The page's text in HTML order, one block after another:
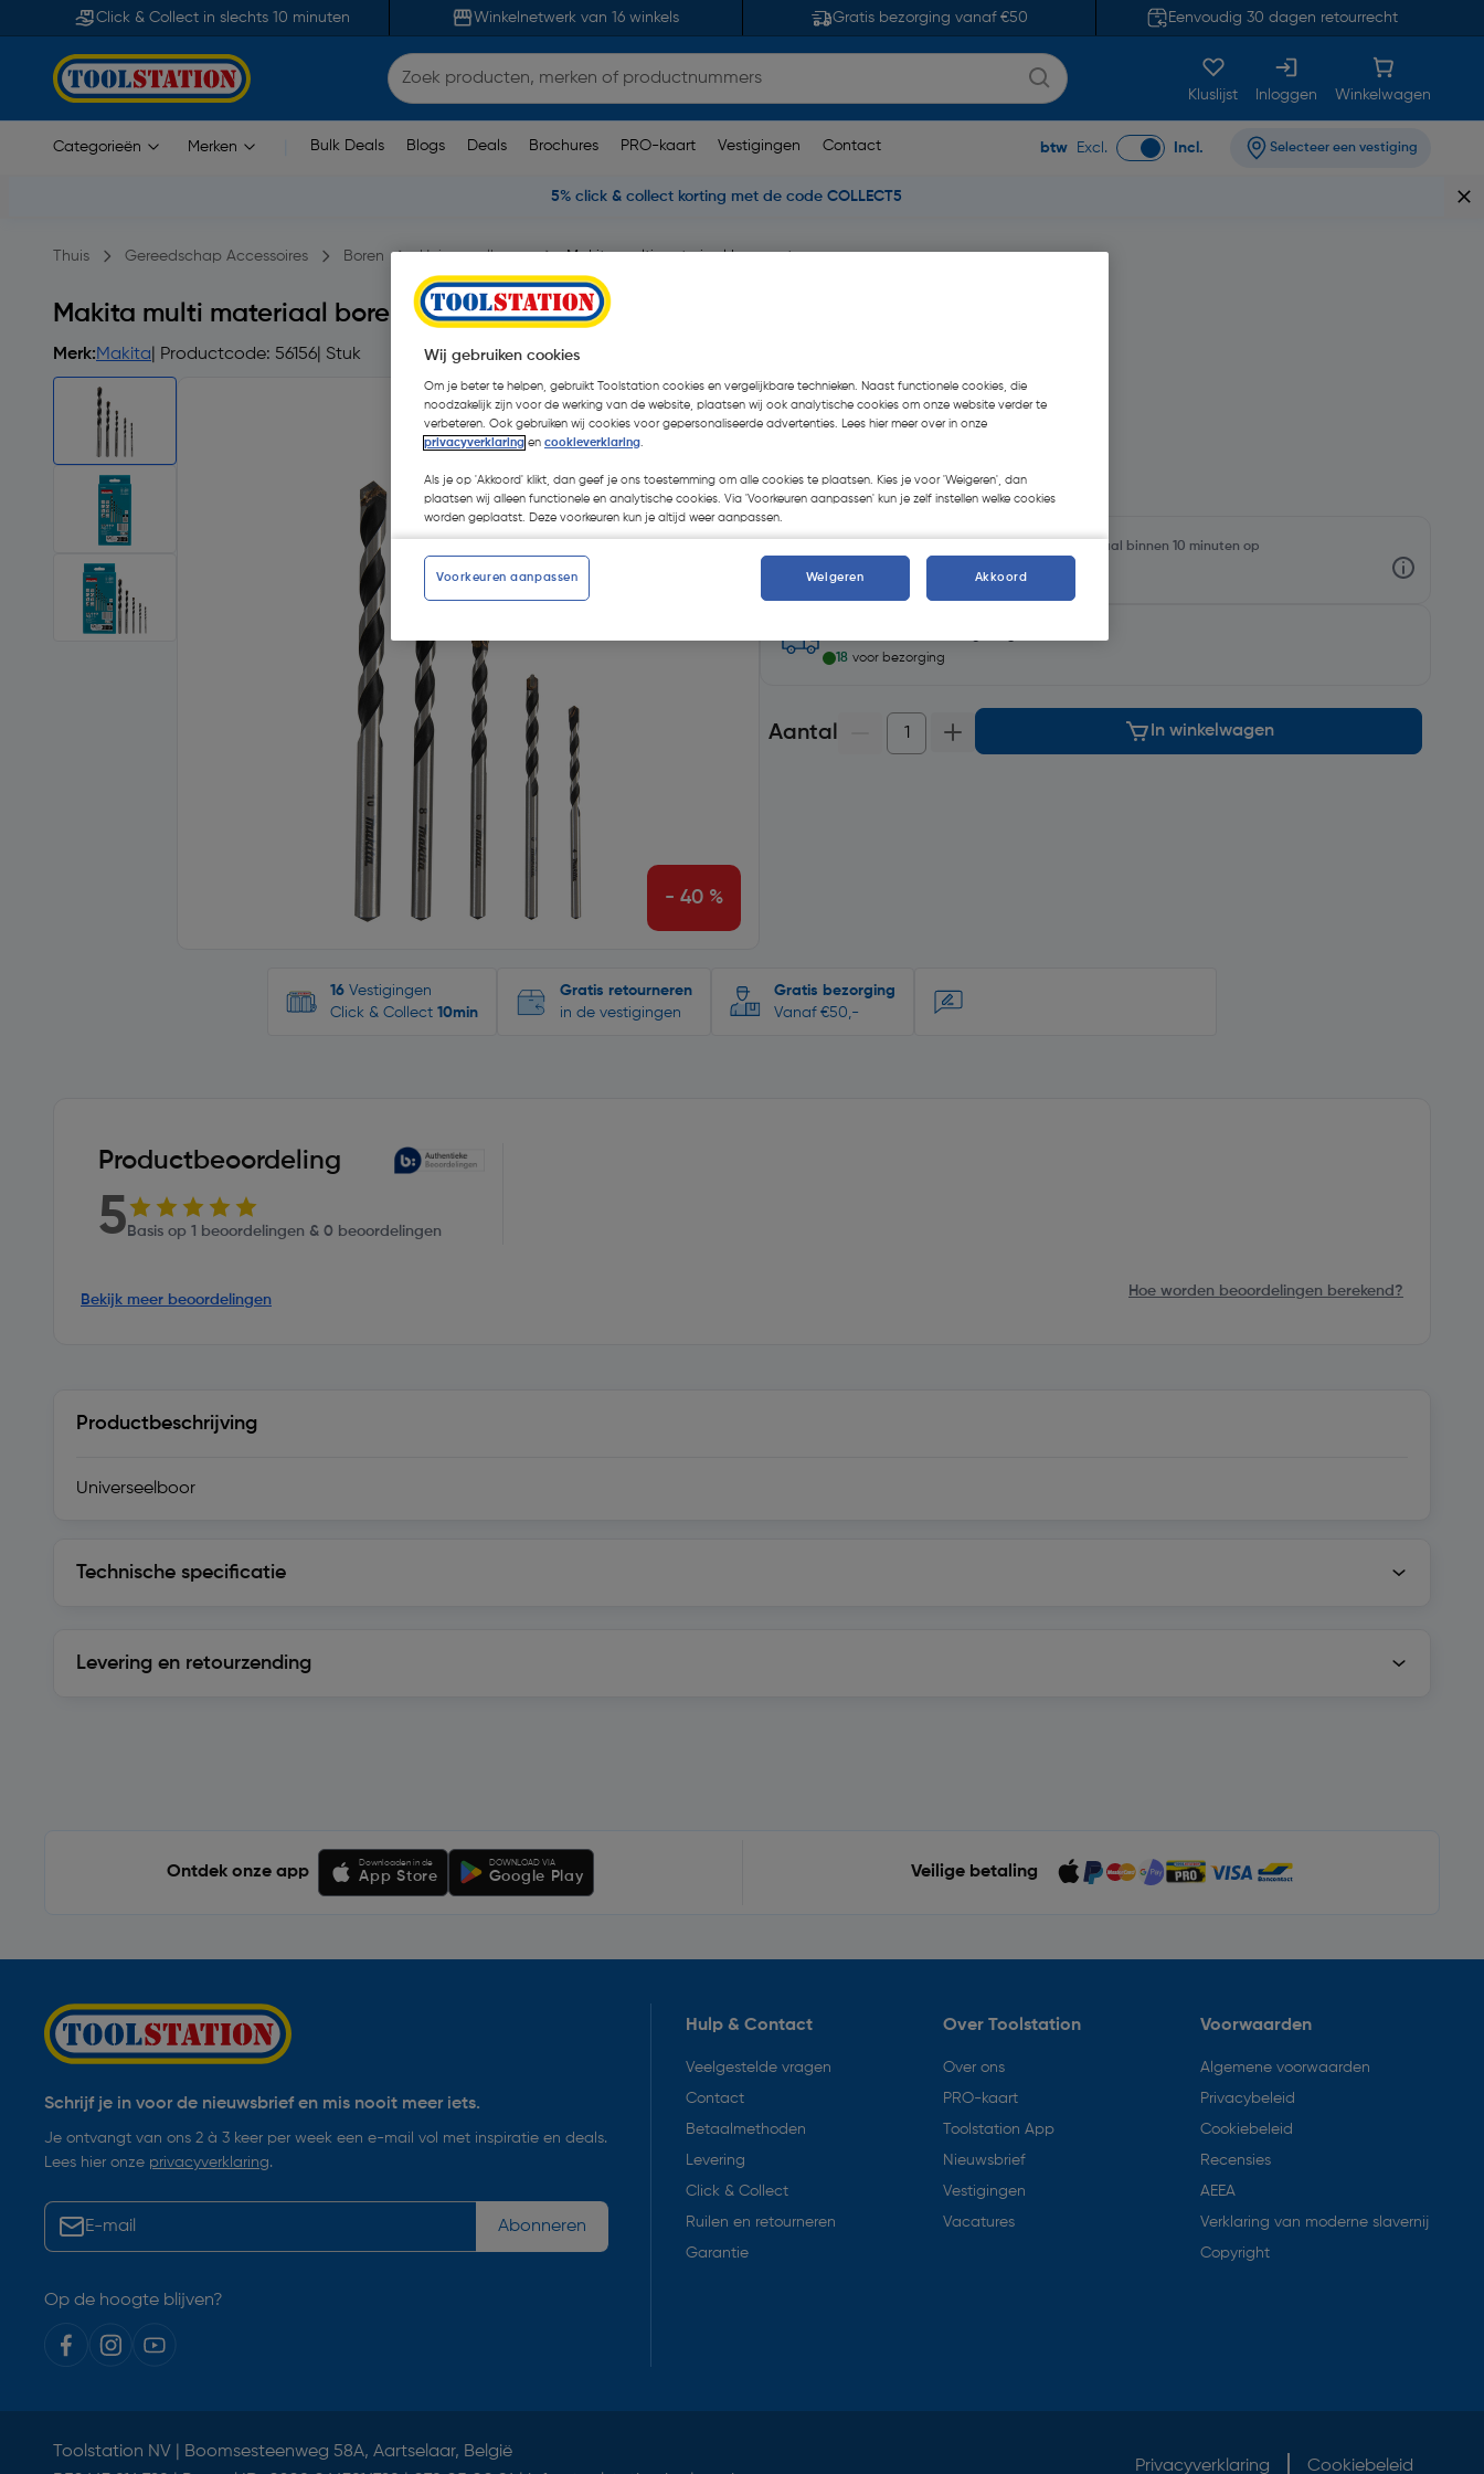
Click & Collect in slechts 10 minuten Winkelnetwerk van 16 winkels Gratis bezorging vanaf €50 Eenvoudig 30 dagen retourrecht
Kluslijst Inloggen Winkelwagen
Categorieën Merken Bulk Deals Blogs Deals Brochures PRO-kaart Vestigingen Contact btw Excl. Incl. Selecteer een vestiging
5% click & collect korting met de code COLLECT5
Thuis Gereedschap Accessoires Boren Universeelboren Makita multi materiaal borenset
Makita multi materiaal borenset 5-delig
Merk:Makita | Productcode: 56156 | Stuk
- 40 %
€ 12,99
€ 7,80
Recupelbijdrage inbegrepen
Selecteer winkel - Bekijk voorraadniveaus en haal binnen 10 minuten op
Selecteer vestiging
18 voor bezorging
Aantal In winkelwagen
16 Vestigingen
Click & Collect 10min
Gratis retourneren
in de vestigingen
Gratis bezorging
Vanaf €50,-
Productbeoordeling
5 Basis op 1 beoordelingen & 0 beoordelingen
Bekijk meer beoordelingen
Hoe worden beoordelingen berekend?
Productbeschrijving
Universeelboor
Technische specificatie
Levering en retourzending
Ontdek onze app
Downloaden in de
App Store
DOWNLOAD VIA
Google Play Veilige betaling
Schrijf je in voor de nieuwsbrief en mis nooit meer iets.
Je ontvangt van ons 2 à 3 keer per week een e-mail vol met inspiratie en deals.
Lees hier onze privacyverklaring.
Abonneren
Op de hoogte blijven?
Hulp & Contact
Veelgestelde vragen
Contact
Betaalmethoden
Levering
Click & Collect
Ruilen en retourneren
Garantie
Over Toolstation
Over ons
PRO-kaart
Toolstation App
Nieuwsbrief
Vestigingen
Vacatures
Voorwaarden
Algemene voorwaarden
Privacybeleid
Cookiebeleid
Recensies
AEEA
Verklaring van moderne slavernij
Copyright
Toolstation NV | Boomsesteenweg 58A, Aartselaar, België
Privacyverklaring Cookiebeleid
Wij gebruiken cookies
Om je beter te helpen, gebruikt Toolstation cookies en vergelijkbare technieken. Naast functionele cookies, die
noodzakelijk zijn voor de werking van de website, plaatsen wij ook analytische cookies om onze website verder te
verbeteren. Ook gebruiken wij cookies voor gepersonaliseerde advertenties. Lees hier meer over in onze
privacyverklaring en cookieverklaring.
Als je op 'Akkoord' klikt, dan geef je ons toestemming om alle cookies te plaatsen. Kies je voor 'Weigeren', dan
plaatsen wij alleen functionele en analytische cookies. Via 'Voorkeuren aanpassen' kun je zelf instellen welke cookies
worden geplaatst. Deze voorkeuren kun je altijd weer aanpassen.
Voorkeuren aanpassen Weigeren Akkoord